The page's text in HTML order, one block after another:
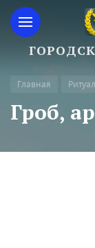
Главная
Гроб,